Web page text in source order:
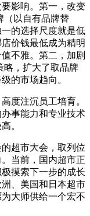
影响。第一，改变
（以自有品牌替
的选择尺度就是低
价钱最低成为精明
不雅。第二，加剧
略，扩大了取品牌
的市场趋向。
注沉员工培育。
事能力和专业技术
。
超市大会，取列位
当前，国内超市正
摸索下一步的成长
、美国和日本超市
大师供给一个宏不